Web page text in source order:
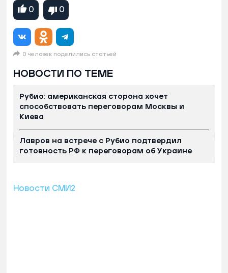
0 0
0 человек поделились статьей
НОВОСТИ ПО ТЕМЕ
Рубио: американская сторона хочет
способствовать переговорам Москвы и
Киева
Лавров на встрече с Рубио подтвердил
готовность РФ к переговорам об Украине
Новости СМИ2